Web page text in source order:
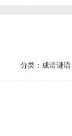
分类： 成语谜语